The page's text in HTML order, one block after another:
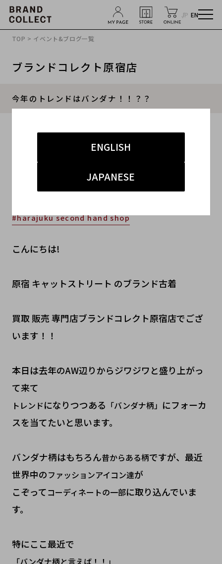
JP EN
ENGLISH
JAPANESE
TOP > イベント&ブログ一覧
ブランドコレクト原宿店
今年のトレンドはバンダナ！！？？
#原宿 バンダナ柄 買取
#原宿 Children of the discordance 買取
#原宿 ELEPHANT BRAND 買取
#harajuku second hand shop
こんにちは!
原宿 キャットストリート のブランド古着
買取 販売 専門店ブランドコレクト原宿店でござ
います！！
本日は去年のAW辺りからジワジワと盛り上がっ
て来て
トレンドになりつつある 「バンダナ柄」 にフォーカ
スを当てたいと思います。
バンダナ柄はもちろん昔からある柄ですが、最近
世界中のファッションアイコン達が
こぞってコーディネートの一部に取り込んでいま
す。
特にここ最近で
「バンダナ柄と言えば！！」